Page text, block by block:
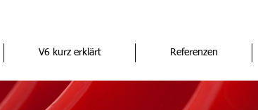
V6 kurz erklärt Referenzen